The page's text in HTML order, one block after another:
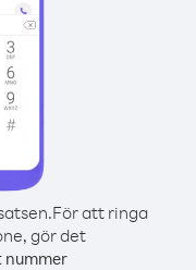
För att ringa
gör det
nummer